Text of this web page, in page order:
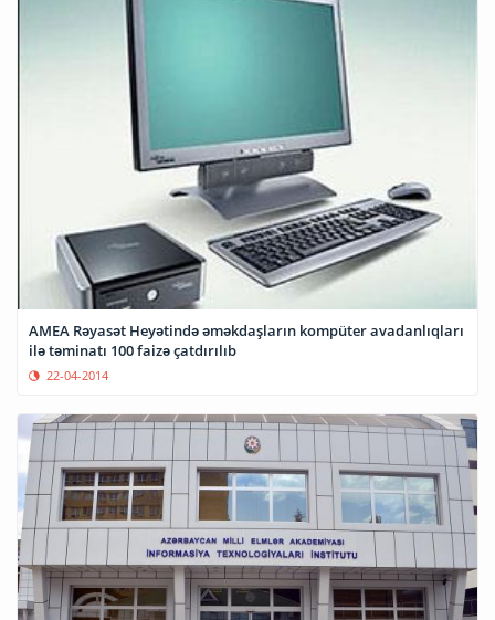
AMEA Rəyasət Heyətində əməkdaşların kompüter avadanlıqları
ilə təminatı 100 faizə çatdırılıb
22-04-2014